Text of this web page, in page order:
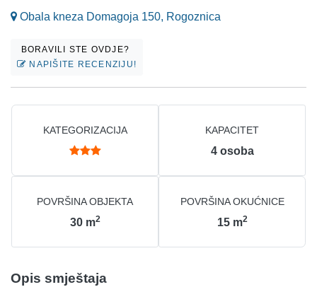
Obala kneza Domagoja 150, Rogoznica
BORAVILI STE OVDJE?
NAPIŠITE RECENZIJU!
KATEGORIZACIJA KAPACITET
4 osoba
POVRŠINA OBJEKTA
30 m2
POVRŠINA OKUĆNICE
15 m2
Opis smještaja